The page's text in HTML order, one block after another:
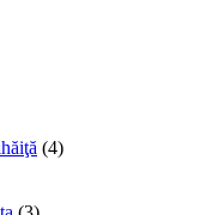
(4)